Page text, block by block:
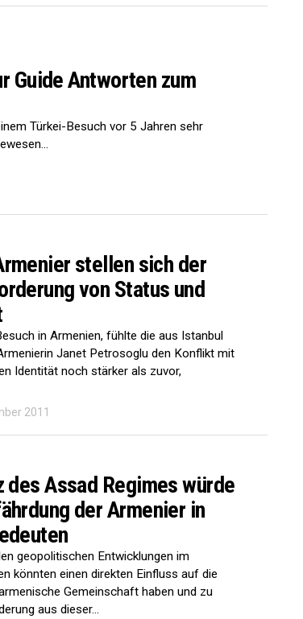
Guide Antworten zum
Türkei-Besuch vor 5 Jahren sehr
stellen sich der
von Status und
in Armenien, fühlte die aus Istanbul
Janet Petrosoglu den Konflikt mit
Identität noch stärker als zuvor,
2011
des Assad Regimes würde
der Armenier in
geopolitischen Entwicklungen im
könnten einen direkten Einfluss auf die
Gemeinschaft haben und zu
aus dieser...